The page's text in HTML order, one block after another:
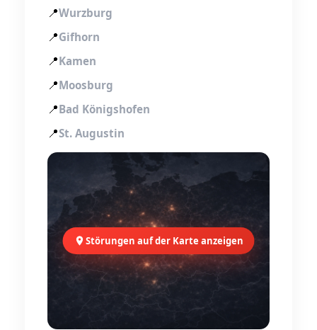
📍Wurzburg
📍Gifhorn
📍Kamen
📍Moosburg
📍Bad Königshofen
📍St. Augustin
Störungen auf der Karte anzeigen